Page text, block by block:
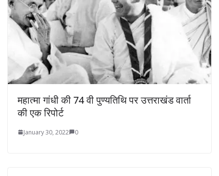
महात्मा गांधी की 74 वी पुण्यतिथि पर उत्तराखंड वार्ता
की एक रिपोर्ट
January 30, 2022 0